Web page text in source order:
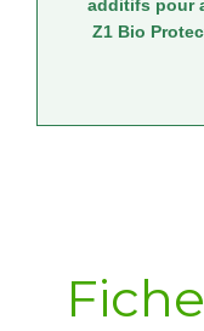
additifs pour
Z1 Bio